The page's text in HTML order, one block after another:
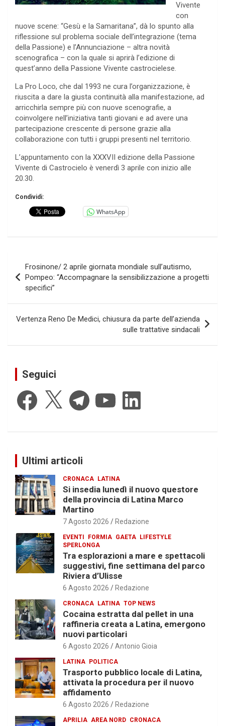
Vivente
con
nuove scene: “Gesù e la Samaritana”, dà lo spunto alla
riflessione sul problema sociale dell’integrazione (tema
della Passione) e l’Annunciazione – altra novità
scenografica – con la quale si aprirà l’edizione di
quest’anno della Passione Vivente castrocielese.
La Pro Loco, che dal 1993 ne cura l’organizzazione, è
riuscita a dare la giusta continuità alla manifestazione, ad
arricchirla sempre più con nuove scenografie, a
coinvolgere nell’iniziativa tanti giovani e ad avere una
partecipazione crescente di persone grazie alla
collaborazione con tutti i gruppi presenti nel territorio.
L’appuntamento con la XXXVII edizione della Passione
Vivente di Castrocielo è venerdì 3 aprile con inizio alle
20.30.
Condividi:
WhatsApp
articoli
Frosinone/ 2 aprile giornata mondiale sull’autismo,
Pompeo: “Accompagnare la sensibilizzazione a progetti
specifici”
Vertenza Reno De Medici, chiusura da parte dell’azienda
sulle trattative sindacali
Seguici
Facebook Telegram YouTube LinkedIn
Ultimi articoli
CRONACA LATINA
Si insedia lunedì il nuovo questore
della provincia di Latina Marco
Martino
7 Agosto 2026 Redazione
EVENTI FORMIA GAETA LIFESTYLE
SPERLONGA
Tra esplorazioni a mare e spettacoli
suggestivi, fine settimana del parco
Riviera d’Ulisse
6 Agosto 2026 Redazione
CRONACA LATINA TOP NEWS
Cocaina estratta dal pellet in una
raffineria creata a Latina, emergono
nuovi particolari
6 Agosto 2026 Antonio Gioia
LATINA POLITICA
Trasporto pubblico locale di Latina,
attivata la procedura per il nuovo
affidamento
6 Agosto 2026 Redazione
APRILIA AREA NORD CRONACA